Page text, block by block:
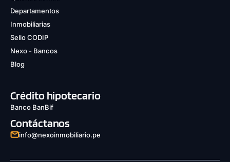
Departamentos
Inmobiliarias
Sello CODIP
Nexo - Bancos
Blog
Crédito hipotecario
Banco BanBif
Contáctanos
info@nexoinmobiliario.pe